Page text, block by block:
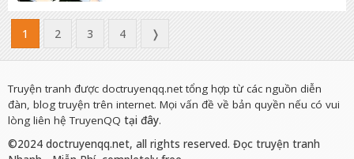
1 2 3 4 ❭
Truyện tranh được doctruyenqq.net tổng hợp từ các nguồn diễn
đàn, blog truyện trên internet. Mọi vấn đề về bản quyền nếu có vui
lòng liên hệ TruyenQQ tại đây.
©2024 doctruyenqq.net, all rights reserved. Đọc truyện tranh